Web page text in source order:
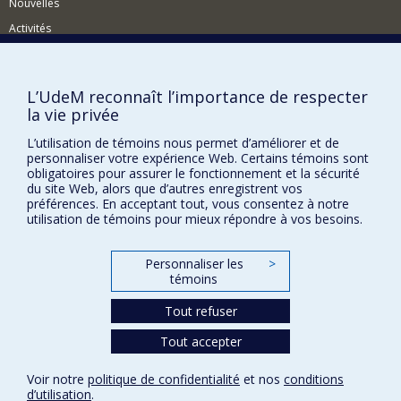
Nouvelles
Activités
BESOIN D'AIDE?
Plan du site
Signaler une erreur
Accessibilité
FACULTÉ DES ARTS ET DES SCIENCES
Paramètres des témoins
L’UdeM reconnaît l’importance de respecter
la vie privée
L’utilisation de témoins nous permet d’améliorer et de
personnaliser votre expérience Web. Certains témoins sont
obligatoires pour assurer le fonctionnement et la sécurité
du site Web, alors que d’autres enregistrent vos
préférences. En acceptant tout, vous consentez à notre
utilisation de témoins pour mieux répondre à vos besoins.
Personnaliser les
témoins
>
Tout refuser
Tout accepter
Voir notre politique de confidentialité et nos conditions
d’utilisation.